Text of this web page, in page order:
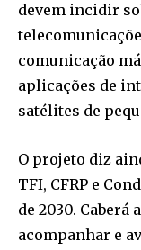
devem incidir
comunicação
aplicações de
satélites de
O projeto diz
TFI, CFRP e
de 2030.
acompanhar e